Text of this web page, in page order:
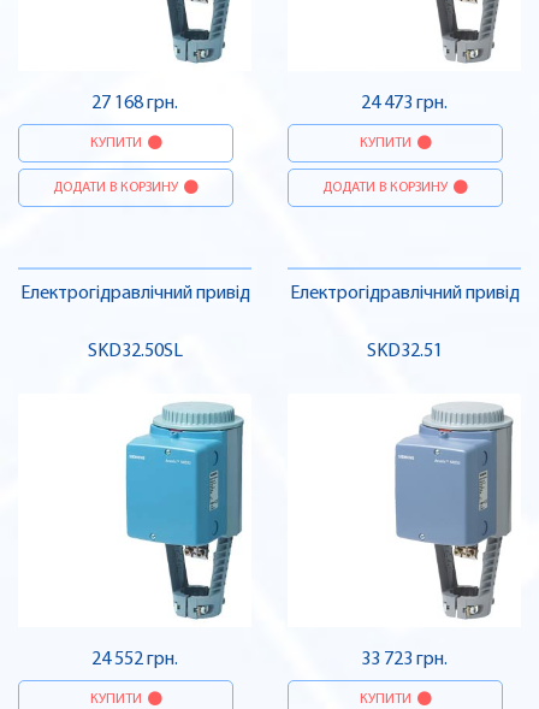
27 168 грн.
КУПИТИ
ДОДАТИ В КОРЗИНУ
24 473 грн.
КУПИТИ
ДОДАТИ В КОРЗИНУ
Електрогідравлічний привід
SKD32.50SL
24 552 грн.
КУПИТИ
Електрогідравлічний привід
SKD32.51
33 723 грн.
КУПИТИ